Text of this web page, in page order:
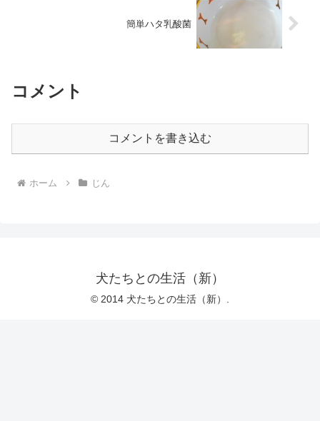
簡単ハタ乳酸菌
コメント
コメントを書き込む
ホーム じん
犬たちとの生活（新）
© 2014 犬たちとの生活（新）.